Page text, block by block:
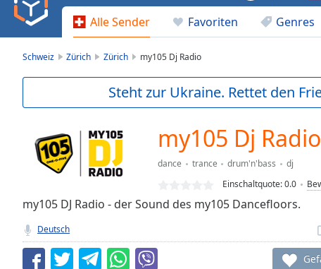
Backward
Skip
Current
Loaded:
TypeLIVE
live,
currently
behind
LIVE
Alle Sender Favoriten Genres
Schweiz Zürich Zürich my105 Dj Radio
Steht zur Ukraine. Rettet den
my105 Dj Radio
dance trance drum'n'bass
dj
Einschaltquote:0.0
my105 DJ Radio - der Sound des my105 Dancefloors.
Deutsch